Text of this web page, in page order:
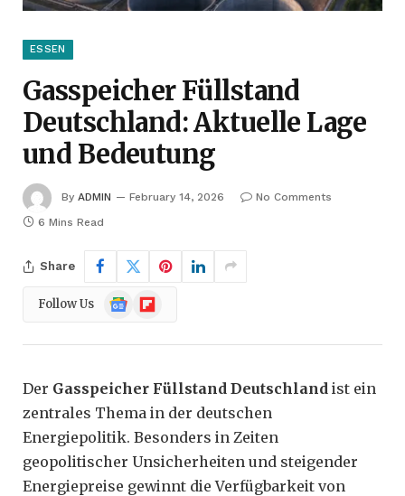
ESSEN
Gasspeicher Füllstand
Deutschland: Aktuelle Lage
und Bedeutung
By ADMIN February 14, 2026
No Comments
6 Mins Read
Share
Follow Us
Google
News
Flipboard
Der Gasspeicher Füllstand Deutschland ist ein
zentrales Thema in der deutschen
Energiepolitik. Besonders in Zeiten
geopolitischer Unsicherheiten und steigender
Energiepreise gewinnt die Verfügbarkeit von